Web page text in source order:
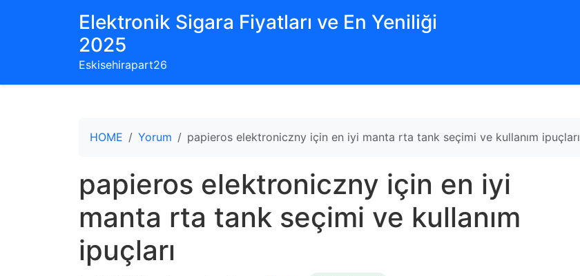
Elektronik Sigara Fiyatları ve En Yeniliği
2025
Eskisehirapart26
HOME Yorum papieros elektroniczny için en iyi manta rta tank seçimi ve kullanım ipuçları
papieros elektroniczny için en iyi
manta rta tank seçimi ve kullanım
ipuçları